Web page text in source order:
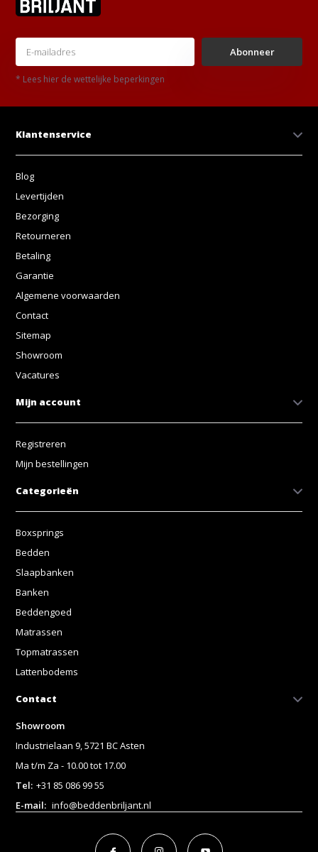
Abonneer
* Lees hier de wettelijke beperkingen
Klantenservice
Blog
Levertijden
Bezorging
Retourneren
Betaling
Garantie
Algemene voorwaarden
Contact
Sitemap
Showroom
Vacatures
Mijn account
Registreren
Mijn bestellingen
Categorieën
Boxsprings
Bedden
Slaapbanken
Banken
Beddengoed
Matrassen
Topmatrassen
Lattenbodems
Contact
Showroom
Industrielaan 9, 5721 BC Asten
Ma t/m Za - 10.00 tot 17.00
Tel: +31 85 086 99 55
E-mail: info@beddenbriljant.nl